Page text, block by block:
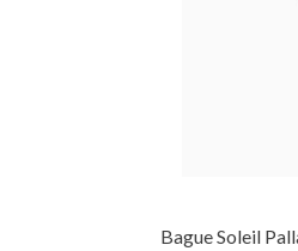
Bague Soleil